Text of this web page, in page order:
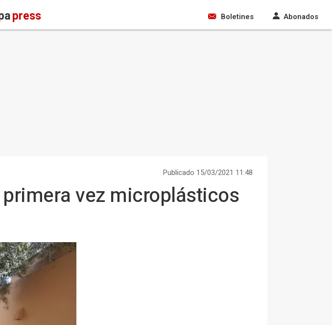
press Boletines Abonados
Publicado 15/03/2021 11:48
vez microplásticos